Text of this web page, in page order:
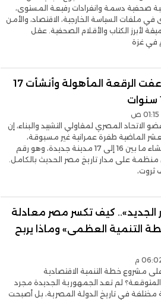
صحفية دسمة وانفرادات رفيعة المستوى،
ملفات السياسة الخارجية، الاقتصاد، والأمن
لأبرز الكتاب والأقلام الصحفية. عقل
في غزة
محمد ثروت: مصر ضاعفت الرقعة المأهولة وأنشأت 17
المصري لمقاولي التشييد والبناء، إن
الماضية طفرة عمرانية غير مسبوقة،
مؤكدًا أن الدولة نجحت في إنشاء ما بين 16 إلى 17 مدينة جديدة، وهو رقم
على مدار تاريخ مصر الحديث بالكامل.
ثروت،
الجديد».. كيف تكسر مصر معادلة
التنمية العظمى» وماذا يربح
مشروع خطة التنمية الاقتصادية
المتوقعة؟ لم تعد الجمهورية الجديدة مجرد
مختلفة في تاريخ الدولة المصرية، بل أصبحت